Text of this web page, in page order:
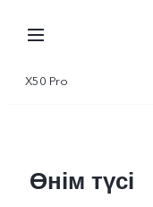
X50 Pro
Өнім түсі